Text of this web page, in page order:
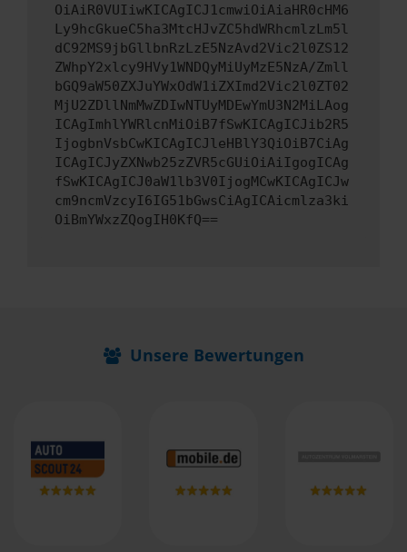
OiAiR0VUIiwKICAgICJ1cmwiOiAiaHR0cHM6
Ly9hcGkueC5ha3MtcHJvZC5hdWRhcmlzLm5l
dC92MS9jbGllbnRzLzE5NzAvd2Vic2l0ZS12
ZWhpY2xlcy9HVy1WNDQyMiUyMzE5NzA/Zmll
bGQ9aW50ZXJuYWxOdW1iZXImd2Vic2l0ZT02
MjU2ZDllNmMwZDIwNTUyMDEwYmU3N2MiLAog
ICAgImhlYWRlcnMiOiB7fSwKICAgICJib2R5
IjogbnVsbCwKICAgICJleHBlY3QiOiB7CiAg
ICAgICJyZXNwb25zZVR5cGUiOiAiIgogICAg
fSwKICAgICJ0aW1lb3V0IjogMCwKICAgICJw
cm9ncmVzcyI6IG51bGwsCiAgICAicmlza3ki
OiBmYWxzZQogIH0KfQ==
Unsere Bewertungen